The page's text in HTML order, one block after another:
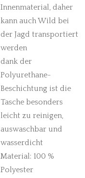
Innenmaterial, daher
kann auch Wild bei
der Jagd transportiert
werden
dank der
Polyurethane-
Beschichtung ist die
Tasche besonders
leicht zu reinigen,
auswaschbar und
wasserdicht
Material: 100 %
Polyester